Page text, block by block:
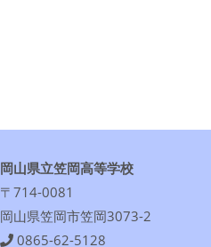
岡山県立笠岡高等学校
〒714-0081
岡山県笠岡市笠岡3073-2
0865-62-5128